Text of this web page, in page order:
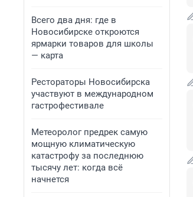
Всего два дня: где в
Новосибирске откроются
ярмарки товаров для школы
— карта
Рестораторы Новосибирска
участвуют в международном
гастрофестивале
Метеоролог предрек самую
мощную климатическую
катастрофу за последнюю
тысячу лет: когда всё
начнется